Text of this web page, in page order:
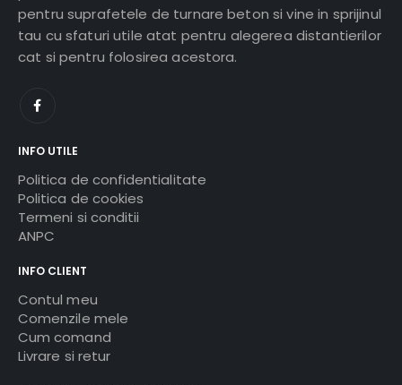
pentru suprafetele de turnare beton si vine in sprijinul
tau cu sfaturi utile atat pentru alegerea distantierilor
cat si pentru folosirea acestora.
INFO UTILE
Politica de confidentialitate
Politica de cookies
Termeni si conditii
ANPC
INFO CLIENT
Contul meu
Comenzile mele
Cum comand
Livrare si retur